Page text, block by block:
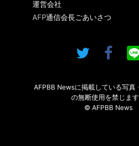
運営会社
AFP通信会長ごあいさつ
AFPBB Newsに掲載している写真
の無断使用を禁じます
© AFPBB News